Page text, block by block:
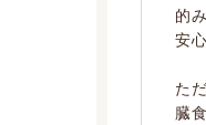
的
安
た
臓